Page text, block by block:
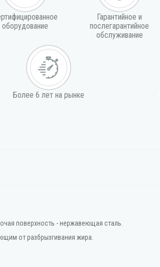
оборудование
Гарантийное и
послегарантийное
обслуживание
Более 6 лет на рынке
поверхность - нержавеющая сталь.
от разбрызгивания жира.